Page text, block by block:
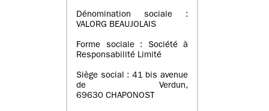
Dénomination sociale :
VALORG BEAUJOLAIS
Forme sociale : Société à
Responsabilité Limité
Siège social : 41 bis avenue
de Verdun,
69630 CHAPONOST